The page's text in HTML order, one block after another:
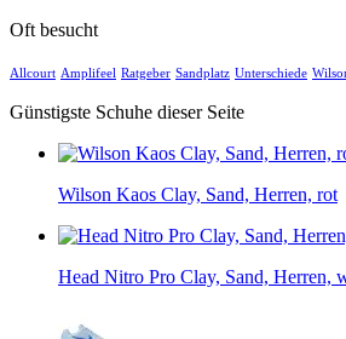
Oft besucht
Allcourt Amplifeel Ratgeber Sandplatz Unterschiede
Günstigste Schuhe dieser Seite
Wilson Kaos Clay, Sand, Herren, rot
Head Nitro Pro Clay, Sand, Herren,